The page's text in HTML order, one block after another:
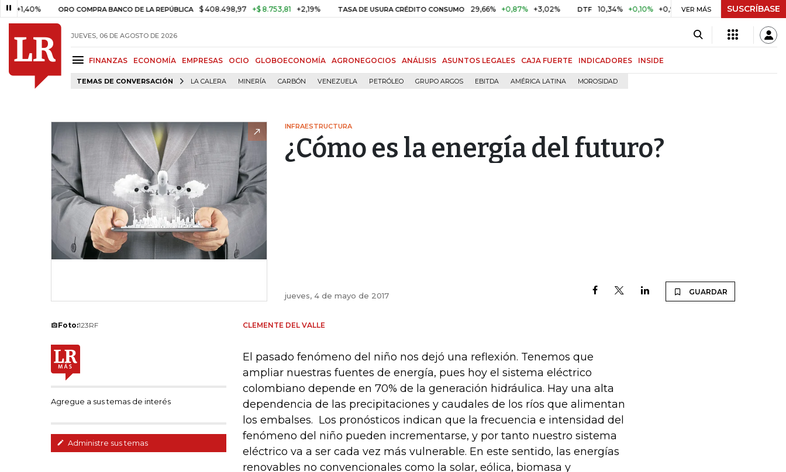
ORO COMPRA BANCO DE LA REPÚBLICA $ 408.498,97 +$ 8.753,81 +2,19% TASA DE USURA CRÉDITO CONSUMO 29,66% +0,87% +3,02% DTF 10,34% +0,10% +0,98% UVR $ 416,86 +$ 0,05 +0,01%
VER MÁS SUSCRÍBASE
JUEVES, 06 DE AGOSTO DE 2026
FINANZAS ECONOMÍA EMPRESAS OCIO GLOBOECONOMÍA AGRONEGOCIOS ANÁLISIS ASUNTOS LEGALES CAJA FUERTE INDICADORES INSIDE
TEMAS DE CONVERSACIÓN LA CALERA MINERÍA CARBÓN VENEZUELA PETRÓLEO GRUPO ARGOS EBITDA AMÉRICA LATINA MOROSIDAD
INFRAESTRUCTURA
¿Cómo es la energía del futuro?
jueves, 4 de mayo de 2017 GUARDAR
Foto:123RF
Agregue a sus temas de interés
Administre sus temas
CLEMENTE DEL VALLE
El pasado fenómeno del niño nos dejó una reflexión. Tenemos que
ampliar nuestras fuentes de energía, pues hoy el sistema eléctrico
colombiano depende en 70% de la generación hidráulica. Hay una alta
dependencia de las precipitaciones y caudales de los ríos que alimentan
los embalses. Los pronósticos indican que la frecuencia e intensidad del
fenómeno del niño pueden incrementarse, y por tanto nuestro sistema
eléctrico va a ser cada vez más vulnerable. En este sentido, las energías
renovables no convencionales como la solar, eólica, biomasa y